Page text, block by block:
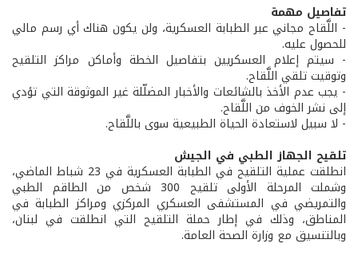
تفاصيل مهمة
- اللَّقاح مجاني عبر الطبابة العسكرية، ولن يكون هناك أي رسم مالي
للحصول عليه.
- سيتم إعلام العسكريين بتفاصيل الخطة وأماكن مراكز التلقيح
وتوقيت تلقي اللَّقاح.
- يجب عدم الأخذ بالشائعات والأخبار المضلّلة غير الموثوقة التي تؤدي
إلى نشر الخوف من اللَّقاح.
- لا سبيل لاستعادة الحياة الطبيعية سوى باللَّقاح.
تلقيح الجهاز الطبي في الجيش
انطلقت عملية التلقيح في الطبابة العسكرية في 23 شباط الماضي،
وشملت المرحلة الأولى تلقيح 300 شخص من الطاقم الطبي
والتمريضي في المستشفى العسكري المركزي ومراكز الطبابة في
المناطق، وذلك في إطار حملة التلقيح التي انطلقت في لبنان،
وبالتنسيق مع وزارة الصحة العامة.